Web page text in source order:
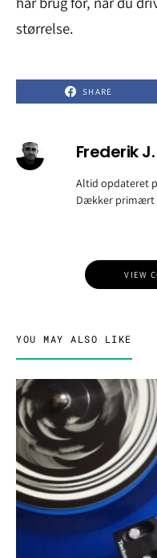
størrelse.
SHARE
Frederik J.
Altid opdateret
Dækker primært
VIEW
YOU MAY ALSO LIKE